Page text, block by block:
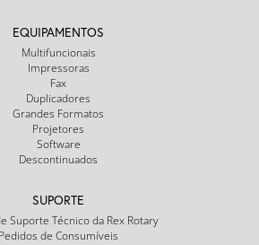
EQUIPAMENTOS
Multifuncionais
Impressoras
Fax
Duplicadores
Grandes Formatos
Projetores
Software
Descontinuados
SUPORTE
Suporte Técnico da Rex Rotary
Pedidos de Consumíveis